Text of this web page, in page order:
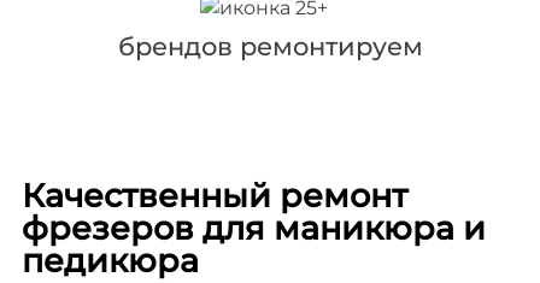
брендов ремонтируем
Качественный ремонт
фрезеров для маникюра и
педикюра